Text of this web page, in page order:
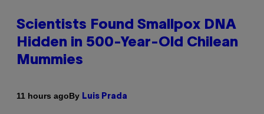
Scientists Found Smallpox DNA
Hidden in 500-Year-Old Chilean
Mummies
11 hours agoBy Luis Prada